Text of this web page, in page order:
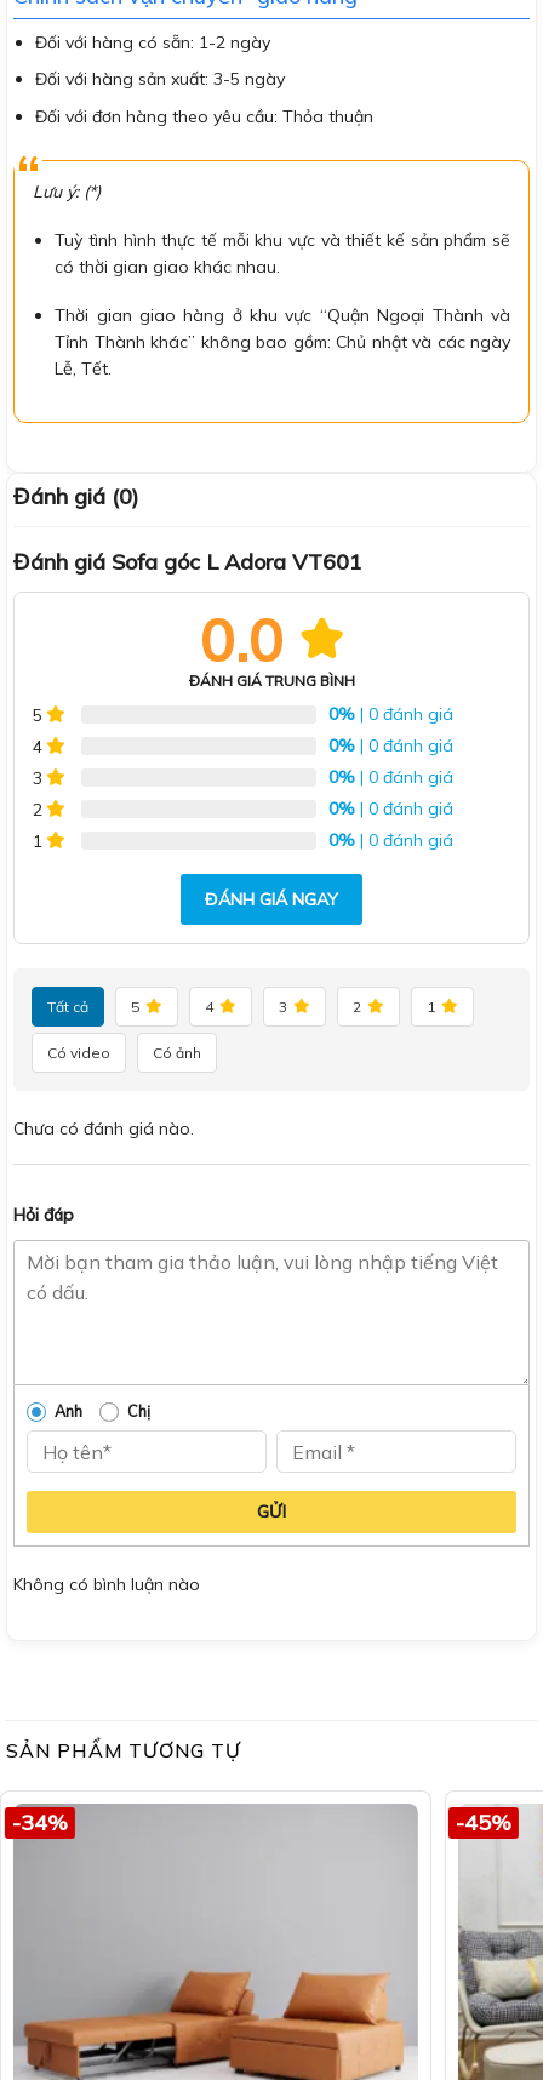
Đối với hàng có sẵn: 1-2 ngày
Đối với hàng sản xuất: 3-5 ngày
Đối với đơn hàng theo yêu cầu: Thỏa thuận
Lưu ý: (*)
Tuỳ tình hình thực tế mỗi khu vực và thiết kế sản phẩm sẽ
có thời gian giao khác nhau.
Thời gian giao hàng ở khu vực “Quận Ngoại Thành và
Tỉnh Thành khác” không bao gồm: Chủ nhật và các ngày
Lễ, Tết.
Đánh giá (0)
Đánh giá Sofa góc L Adora VT601
0.0
ĐÁNH GIÁ TRUNG BÌNH
5 0% | 0 đánh giá
4
0% | 0 đánh giá
3
0% | 0 đánh giá
2
0% | 0 đánh giá
1
0% | 0 đánh giá
ĐÁNH GIÁ NGAY
Tất cả 5 4 3 2 1
Có video Có ảnh
Chưa có đánh giá nào.
Hỏi đáp
Anh Chị
GỬI
Không có bình luận nào
SẢN PHẨM TƯƠNG TỰ
-34% -45%